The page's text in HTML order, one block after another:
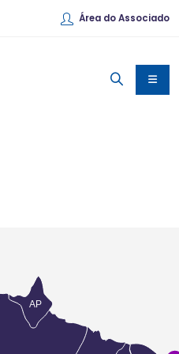
Área do Associado
AP